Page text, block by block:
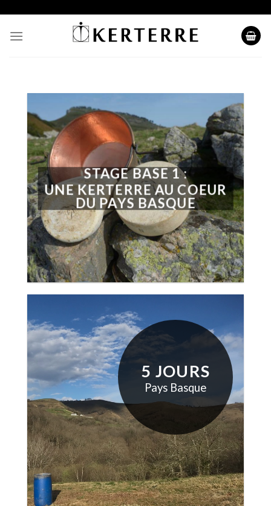
content
STAGE BASE 1 :
UNE KERTERRE AU COEUR
DU PAYS BASQUE
5 JOURS
Pays Basque